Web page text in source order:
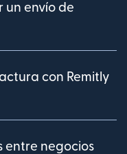
un envío de
con Remitly
entre negocios